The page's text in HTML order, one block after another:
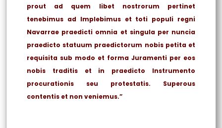
prout ad quem libet nostrorum pertinet
tenebimus ad Implebimus et toti populi regni
Navarrae praedicti omnia et singula per nuncia
praedicto statuum praedictorum nobis petita et
requisita sub modo et forma Juramenti per eos
nobis traditis et in praedicto Instrumento
procurationis seu protestatis. Superous
contentis et non veniemus.”